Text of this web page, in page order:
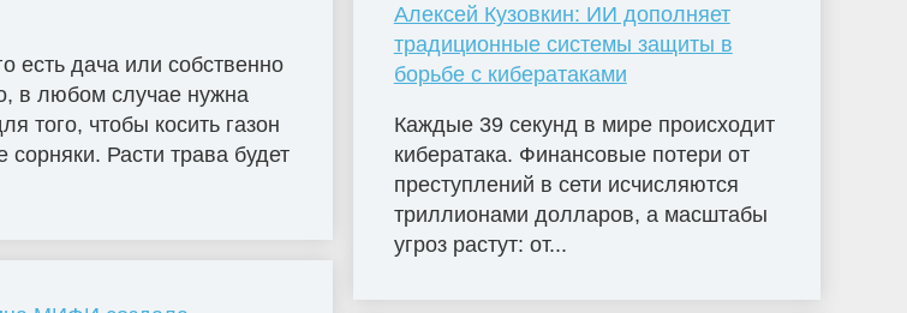
есть дача или собственно
в любом случае нужна
того, чтобы косить газон
сорняки. Расти трава будет
Алексей Кузовкин: ИИ дополняет
традиционные системы защиты в
борьбе с кибератаками
Каждые 39 секунд в мире происходит
кибератака. Финансовые потери от
преступлений в сети исчисляются
триллионами долларов, а масштабы
угроз растут: от...